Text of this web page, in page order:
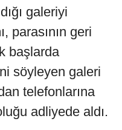
galeriyi
parasının geri
başlarda
söyleyen galeri
telefonlarına
adliyede aldı.